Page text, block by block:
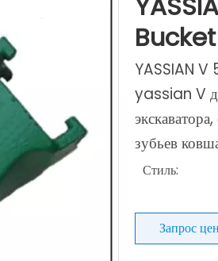
YASSIAN V
yassian V
зубьев
Стиль:
Запрос